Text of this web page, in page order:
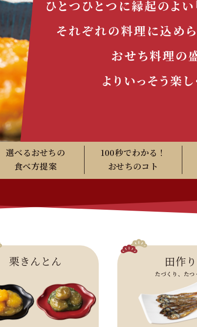
選べるおせちの
食べ方提案
100秒でわかる！
おせちのコト
栗きんとん 田作り
たづくり、たつ